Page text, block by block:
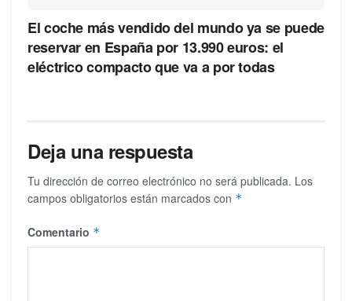
El coche más vendido del mundo ya se puede
reservar en España por 13.990 euros: el
eléctrico compacto que va a por todas
Deja una respuesta
Tu dirección de correo electrónico no será publicada. Los
campos obligatorios están marcados con *
Comentario *